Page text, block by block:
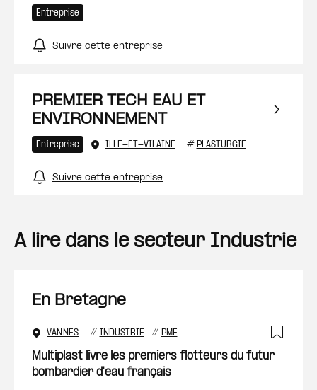
Entreprise
Suivre cette entreprise
PREMIER TECH EAU ET
ENVIRONNEMENT
Entreprise ILLE-ET-VILAINE # PLASTURGIE
Suivre cette entreprise
A lire dans le secteur Industrie
En Bretagne
VANNES # INDUSTRIE # PME
Multiplast livre les premiers flotteurs du futur
bombardier d'eau français